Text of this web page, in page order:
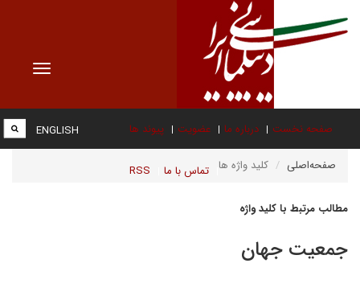
Toggle
صفحه نخست درباره ما عضویت پیوند ها
تماس با ما RSS
ENGLISH
صفحه‌اصلی کلید واژه ها
مطالب مرتبط با کلید واژه
جمعیت جهان